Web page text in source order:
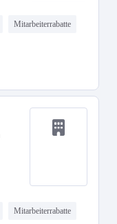
Mitarbeiterrabatte
Mitarbeiterrabatte